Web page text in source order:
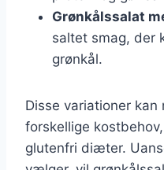
Grønkålssalat
saltet smag, der
grønkål.
Disse variationer
forskellige
glutenfri diæter.